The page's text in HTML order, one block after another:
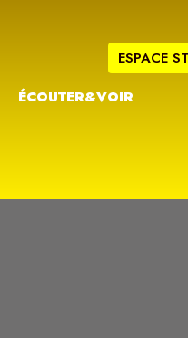
ÉCOUTER&VOIR
ESPACE